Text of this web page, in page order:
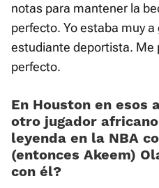
notas para mantener la
perfecto. Yo estaba muy
estudiante deportista. Me
perfecto.
En Houston en esos
otro jugador
leyenda en la NBA
(entonces Akeem)
con él?